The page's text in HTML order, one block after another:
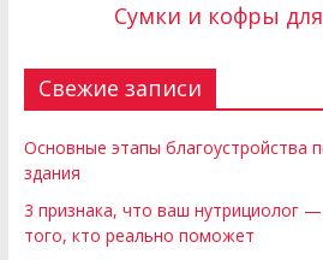
Сумки и кофры
Свежие записи
Основные этапы благоустройства
здания
3 признака, что ваш нутрициолог
того, кто реально поможет